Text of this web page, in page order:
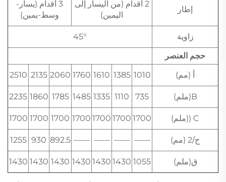
إطار
2 أقدام (من اليسار إلى
اليمين)
3 أقدام (يسار-
وسط-يمين)
زاوية
45°
حجم العنصر
أ (مم)
1010
1385
1610
1760
2060
2135
2510
B(ملم) 735
1110
1335
1485
1785
1860
2235
C ((ملم) 1700
1700
1700
1700
1700
1700
1700
ج/2 (مم) ——
——
——
——
892.5
930
1255
ق(ملم) 1055
1430
1430
1430
1430
1430
1430